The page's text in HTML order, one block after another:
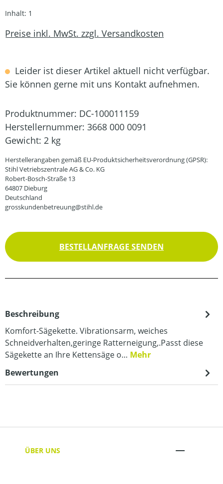
Inhalt: 1
Preise inkl. MwSt. zzgl. Versandkosten
Leider ist dieser Artikel aktuell nicht verfügbar.
Sie können gerne mit uns Kontakt aufnehmen.
Produktnummer: DC-100011159
Herstellernummer: 3668 000 0091
Gewicht: 2 kg
Herstellerangaben gemäß EU-Produktsicherheitsverordnung (GPSR):
Stihl Vetriebszentrale AG & Co. KG
Robert-Bosch-Straße 13
64807 Dieburg
Deutschland
grosskundenbetreuung@stihl.de
BESTELLANFRAGE SENDEN
Beschreibung
Komfort-Sägekette. Vibrationsarm, weiches
Schneidverhalten,geringe Ratterneigung,.Passt diese
Sägekette an Ihre Kettensäge o… Mehr
Bewertungen
ÜBER UNS